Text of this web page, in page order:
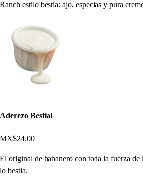
Ranch estilo bestia: ajo, especias y pura
Aderezo Bestial
MX$24.00
El original de habanero con toda la fuerza de
lo bestia.